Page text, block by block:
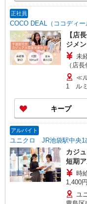
正社員
COCO DEAL（ココディ
【店
ジメ
未
（店
含む） ※経験・能力考慮 ※固定残業時間は1ヶ月
あた
3万円
同条件 【手当】固定残業手当／資格手当／店舗職
制手当
当の種
時にお
≪
1 ル
キープ
アルバイト
ユニクロ JR池袋駅中央1
カジ
短期
時
1,400
ユ